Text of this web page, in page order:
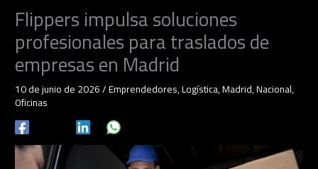
Flippers impulsa soluciones
profesionales para traslados de
empresas en Madrid
10 de junio de 2026/Emprendedores,Logística,Madrid,Nacional,
Oficinas